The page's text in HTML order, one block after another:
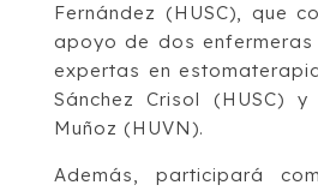
Fernández (HUSC), que
apoyo de dos enfermeras
expertas en
Sánchez Crisol (HUSC)
Muñoz (HUVN).
Además, participará